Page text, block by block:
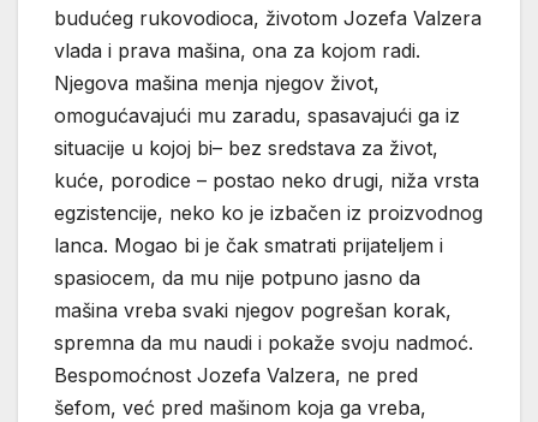
budućeg rukovodioca, životom Jozefa Valzera
vlada i prava mašina, ona za kojom radi.
Njegova mašina menja njegov život,
omogućavajući mu zaradu, spasavajući ga iz
situacije u kojoj bi– bez sredstava za život,
kuće, porodice – postao neko drugi, niža vrsta
egzistencije, neko ko je izbačen iz proizvodnog
lanca. Mogao bi je čak smatrati prijateljem i
spasiocem, da mu nije potpuno jasno da
mašina vreba svaki njegov pogrešan korak,
spremna da mu naudi i pokaže svoju nadmoć.
Bespomoćnost Jozefa Valzera, ne pred
šefom, već pred mašinom koja ga vreba,